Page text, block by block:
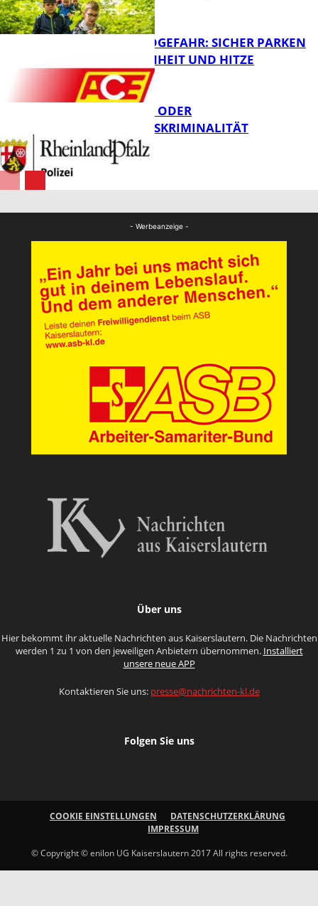
FB News
FB News
WALDBRANDGEFAHR: SICHER PARKEN
BEI TROCKENHEIT UND HITZE
CYBERCRIME ODER
WIRTSCHAFTSKRIMINALITÄT
- Werbeanzeige -
Über uns
Hier bekommt ihr aktuelle Nachrichten aus Kaiserslautern. Die Nachrichten
werden 1 zu 1 von den jeweiligen Anbietern übernommen. Installiert
unsere neue APP
Kontaktieren Sie uns: presse@nachrichten-kl.de
Folgen Sie uns
COOKIE EINSTELLUNGEN
DATENSCHUTZERKLÄRUNG
IMPRESSUM
© Copyright © enilon UG Kaiserslautern 2017 All rights reserved.